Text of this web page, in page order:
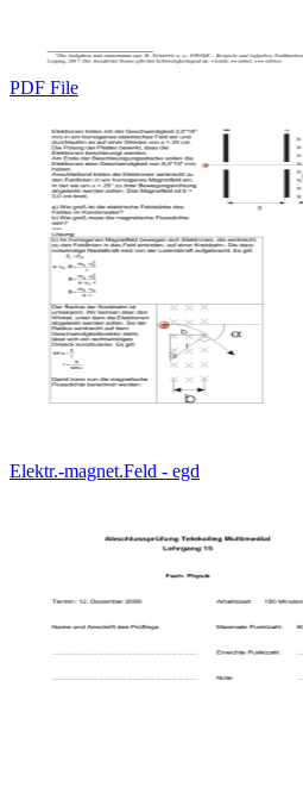
PDF File
Elektr.-magnet.Feld - egd